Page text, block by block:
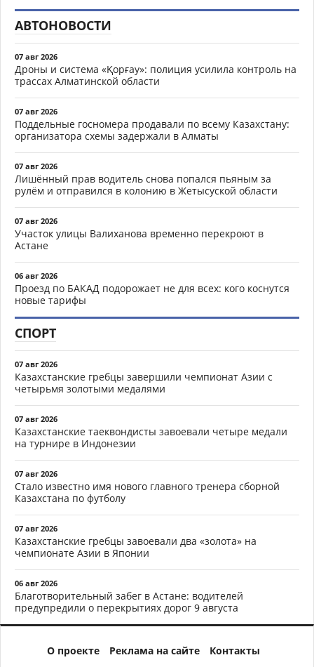
АВТОНОВОСТИ
07 авг 2026
Дроны и система «Қорғау»: полиция усилила контроль на
трассах Алматинской области
07 авг 2026
Поддельные госномера продавали по всему Казахстану:
организатора схемы задержали в Алматы
07 авг 2026
Лишённый прав водитель снова попался пьяным за
рулём и отправился в колонию в Жетысуской области
07 авг 2026
Участок улицы Валиханова временно перекроют в
Астане
06 авг 2026
Проезд по БАКАД подорожает не для всех: кого коснутся
новые тарифы
СПОРТ
07 авг 2026
Казахстанские гребцы завершили чемпионат Азии с
четырьмя золотыми медалями
07 авг 2026
Казахстанские таеквондисты завоевали четыре медали
на турнире в Индонезии
07 авг 2026
Стало известно имя нового главного тренера сборной
Казахстана по футболу
07 авг 2026
Казахстанские гребцы завоевали два «золота» на
чемпионате Азии в Японии
06 авг 2026
Благотворительный забег в Астане: водителей
предупредили о перекрытиях дорог 9 августа
О проекте Реклама на сайте Контакты